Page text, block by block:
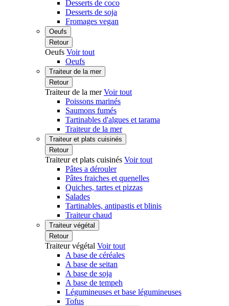
Desserts de coco
Desserts de soja
Fromages vegan
Oeufs
Retour
Oeufs Voir tout
Oeufs
Traiteur de la mer
Retour
Traiteur de la merVoir tout
Poissons marinés
Saumons fumés
Tartinables d'algues et tarama
Traiteur de la mer
Traiteur et plats cuisinés
Retour
Traiteur et plats cuisinés Voir tout
Pâtes a dérouler
Pâtes fraiches et quenelles
Quiches, tartes et pizzas
Salades
Tartinables, antipastis et blinis
Traiteur chaud
Traiteur végétal
Retour
Traiteur végétal Voir tout
A base de céréales
A base de seitan
A base de soja
A base de tempeh
Légumineuses et base légumineuses
Tofus